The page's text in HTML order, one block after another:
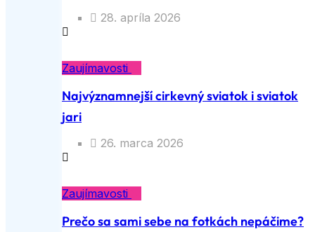
28. apríla 2026
Zaujímavosti
Najvýznamnejší cirkevný sviatok i sviatok
jari
26. marca 2026
Zaujímavosti
Prečo sa sami sebe na fotkách nepáčime?